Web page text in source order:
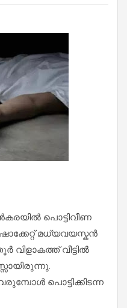
പൊട്ടിവീണ
മധ്യവയസ്കൻ
വീട്ടിൽ
പൊട്ടിക്കിടന്ന